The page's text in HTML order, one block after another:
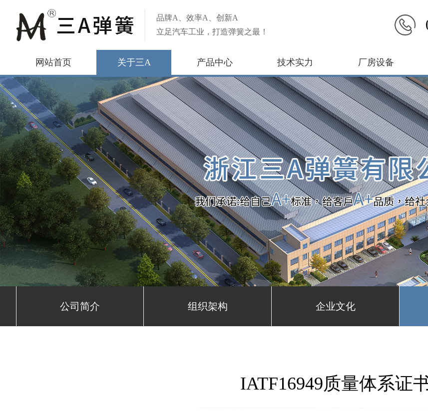
品牌A、效率A、创新A
立足汽车工业，打造弹簧之最！
网站首页 关于三A 产品中心 技术实力 厂房设备
公司简介 组织架构 企业文化
IATF16949质量体系证